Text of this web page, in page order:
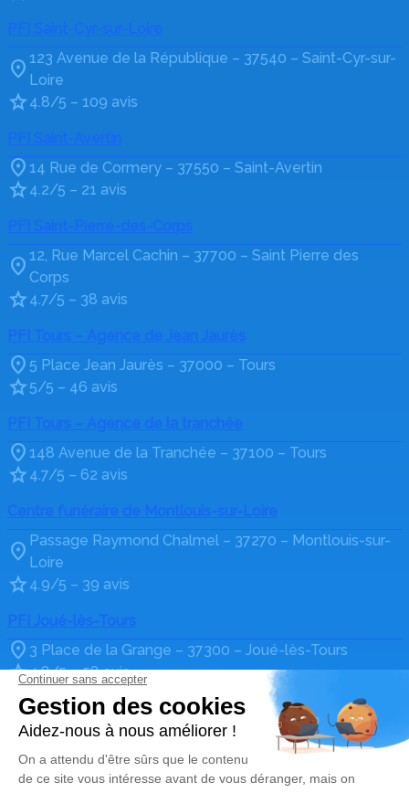
PFI Saint-Cyr-sur-Loire
123 Avenue de la République – 37540 – Saint-Cyr-sur-
Loire
4.8/5 – 109 avis
PFI Saint-Avertin
14 Rue de Cormery – 37550 – Saint-Avertin
4.2/5 – 21 avis
PFI Saint-Pierre-des-Corps
12, Rue Marcel Cachin – 37700 – Saint Pierre des
Corps
4.7/5 – 38 avis
PFI Tours – Agence de Jean Jaurès
5 Place Jean Jaurès – 37000 – Tours
5/5 – 46 avis
148 Avenue de la Tranchée – 37100 – Tours
4.7/5 – 62 avis
Centre funéraire de Montlouis-sur-Loire
Passage Raymond Chalmel – 37270 – Montlouis-sur-
Loire
4.9/5 – 39 avis
PFI Joué-lès-Tours
3 Place de la Grange – 37300 – Joué-lès-Tours
4.8/5 – 58 avis
Nos Services
Organiser des obsèques
Prévoir ses obsèques
Marbrerie Funéraire
Liens utiles
Avis de décès
Notre histoire
Crématorium de Tours